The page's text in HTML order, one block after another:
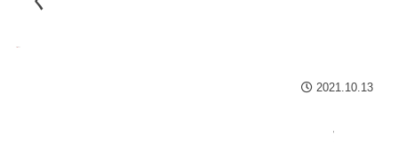
2021.10.13